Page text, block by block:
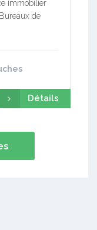
immobilier
de
Détails